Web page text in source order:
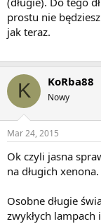
prostu nie
jak teraz.
K KoRba88
Nowy
Mar 24, 2015
Ok czyli jasna
na długich xenona.
Osobne długie
zwykłych lampach